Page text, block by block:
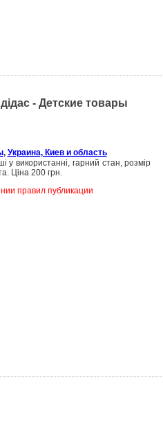
- Детские товары
, Украина, Киев и область
у використанні, гарний стан, розмір
Ціна 200 грн.
правил публикации